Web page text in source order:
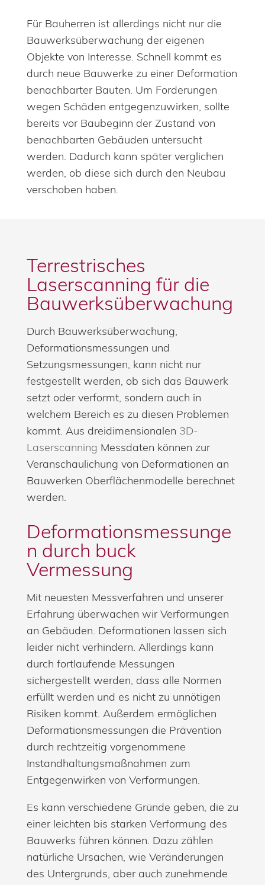
Für Bauherren ist allerdings nicht nur die
Bauwerksüberwachung der eigenen
Objekte von Interesse. Schnell kommt es
durch neue Bauwerke zu einer Deformation
benachbarter Bauten. Um Forderungen
wegen Schäden entgegenzuwirken, sollte
bereits vor Baubeginn der Zustand von
benachbarten Gebäuden untersucht
werden. Dadurch kann später verglichen
werden, ob diese sich durch den Neubau
verschoben haben.
Terrestrisches
Laserscanning für die
Bauwerksüberwachung
Durch Bauwerksüberwachung,
Deformationsmessungen und
Setzungsmessungen, kann nicht nur
festgestellt werden, ob sich das Bauwerk
setzt oder verformt, sondern auch in
welchem Bereich es zu diesen Problemen
kommt. Aus dreidimensionalen 3D-
Laserscanning Messdaten können zur
Veranschaulichung von Deformationen an
Bauwerken Oberflächenmodelle berechnet
werden.
Deformationsmessunge
n durch buck
Vermessung
Mit neuesten Messverfahren und unserer
Erfahrung überwachen wir Verformungen
an Gebäuden. Deformationen lassen sich
leider nicht verhindern. Allerdings kann
durch fortlaufende Messungen
sichergestellt werden, dass alle Normen
erfüllt werden und es nicht zu unnötigen
Risiken kommt. Außerdem ermöglichen
Deformationsmessungen die Prävention
durch rechtzeitig vorgenommene
Instandhaltungsmaßnahmen zum
Entgegenwirken von Verformungen.
Es kann verschiedene Gründe geben, die zu
einer leichten bis starken Verformung des
Bauwerks führen können. Dazu zählen
natürliche Ursachen, wie Veränderungen
des Untergrunds, aber auch zunehmende